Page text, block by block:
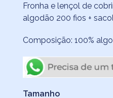
Fronha e lençol de
algodão 200 fios +
Composição: 100%
Tamanho